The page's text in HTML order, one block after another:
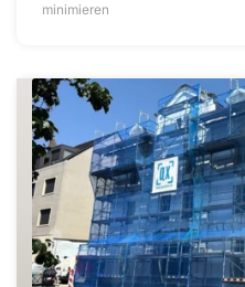
minimieren